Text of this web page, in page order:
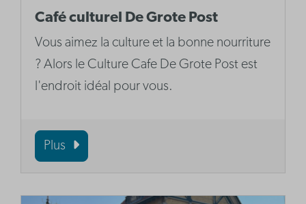
Café culturel De Grote Post
Vous aimez la culture et la bonne nourriture
? Alors le Culture Cafe De Grote Post est
l'endroit idéal pour vous.
Plus